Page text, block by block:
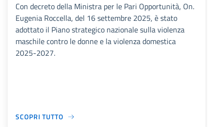
Con decreto della Ministra per le Pari Opportunità, On.
Eugenia Roccella, del 16 settembre 2025, è stato
adottato il Piano strategico nazionale sulla violenza
maschile contro le donne e la violenza domestica
2025-2027.
SCOPRI TUTTO